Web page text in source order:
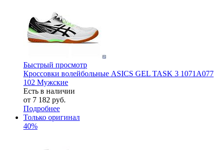
Быстрый просмотр
Кроссовки волейбольные ASICS GEL TASK 3 1071A077
102 Мужские
Есть в наличии
от 7 182 руб.
Подробнее
Только оригинал
40%